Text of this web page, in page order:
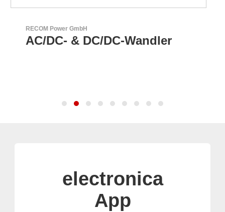
AKER: Wo Präzision
electronica
App